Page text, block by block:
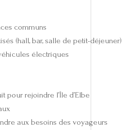
communs
(hall, bar, salle de petit-déjeuner)
électriques
pour rejoindre l’Île d’Elbe
aux besoins des voyageurs